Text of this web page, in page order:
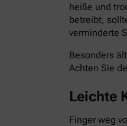
heiße und
betreibt,
verminderte
Besonders
Achten Sie
Leichte
Finger weg